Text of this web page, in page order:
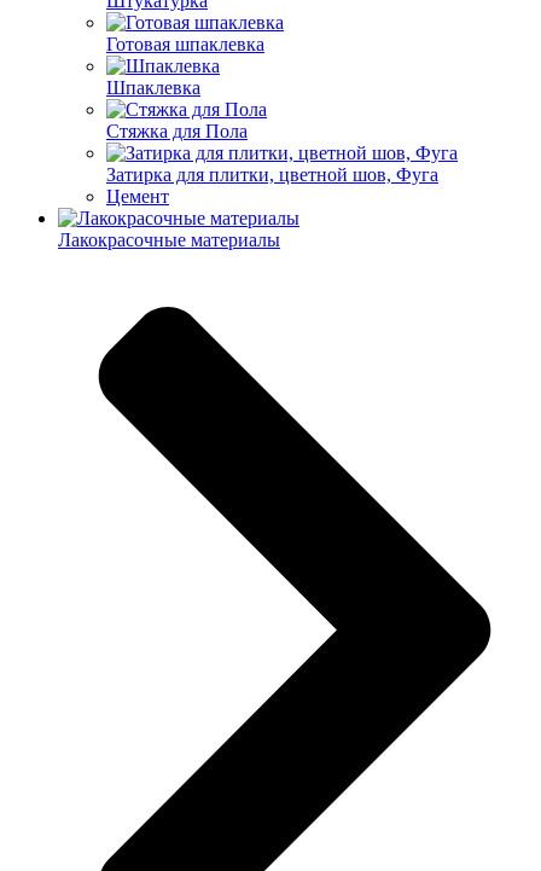
Готовая шпаклевка
Шпаклевка
Стяжка для Пола
Затирка для плитки, цветной шов, Фуга
Цемент
Лакокрасочные материалы